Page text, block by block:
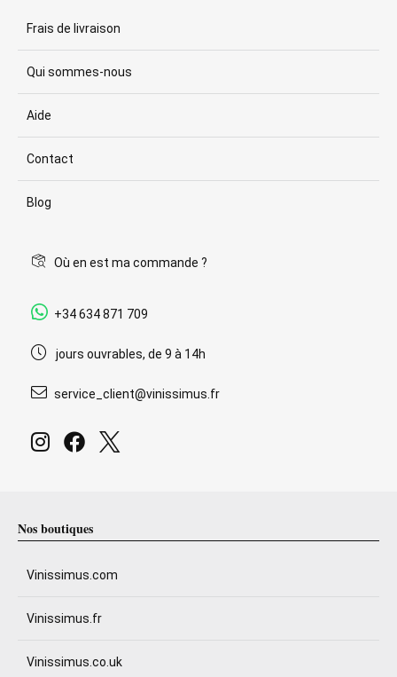
Frais de livraison
Qui sommes-nous
Aide
Contact
Blog
Où en est ma commande ?
+34 634 871 709
jours ouvrables, de 9 à 14h
service_client@vinissimus.fr
Nos boutiques
Vinissimus.com
Vinissimus.fr
Vinissimus.co.uk